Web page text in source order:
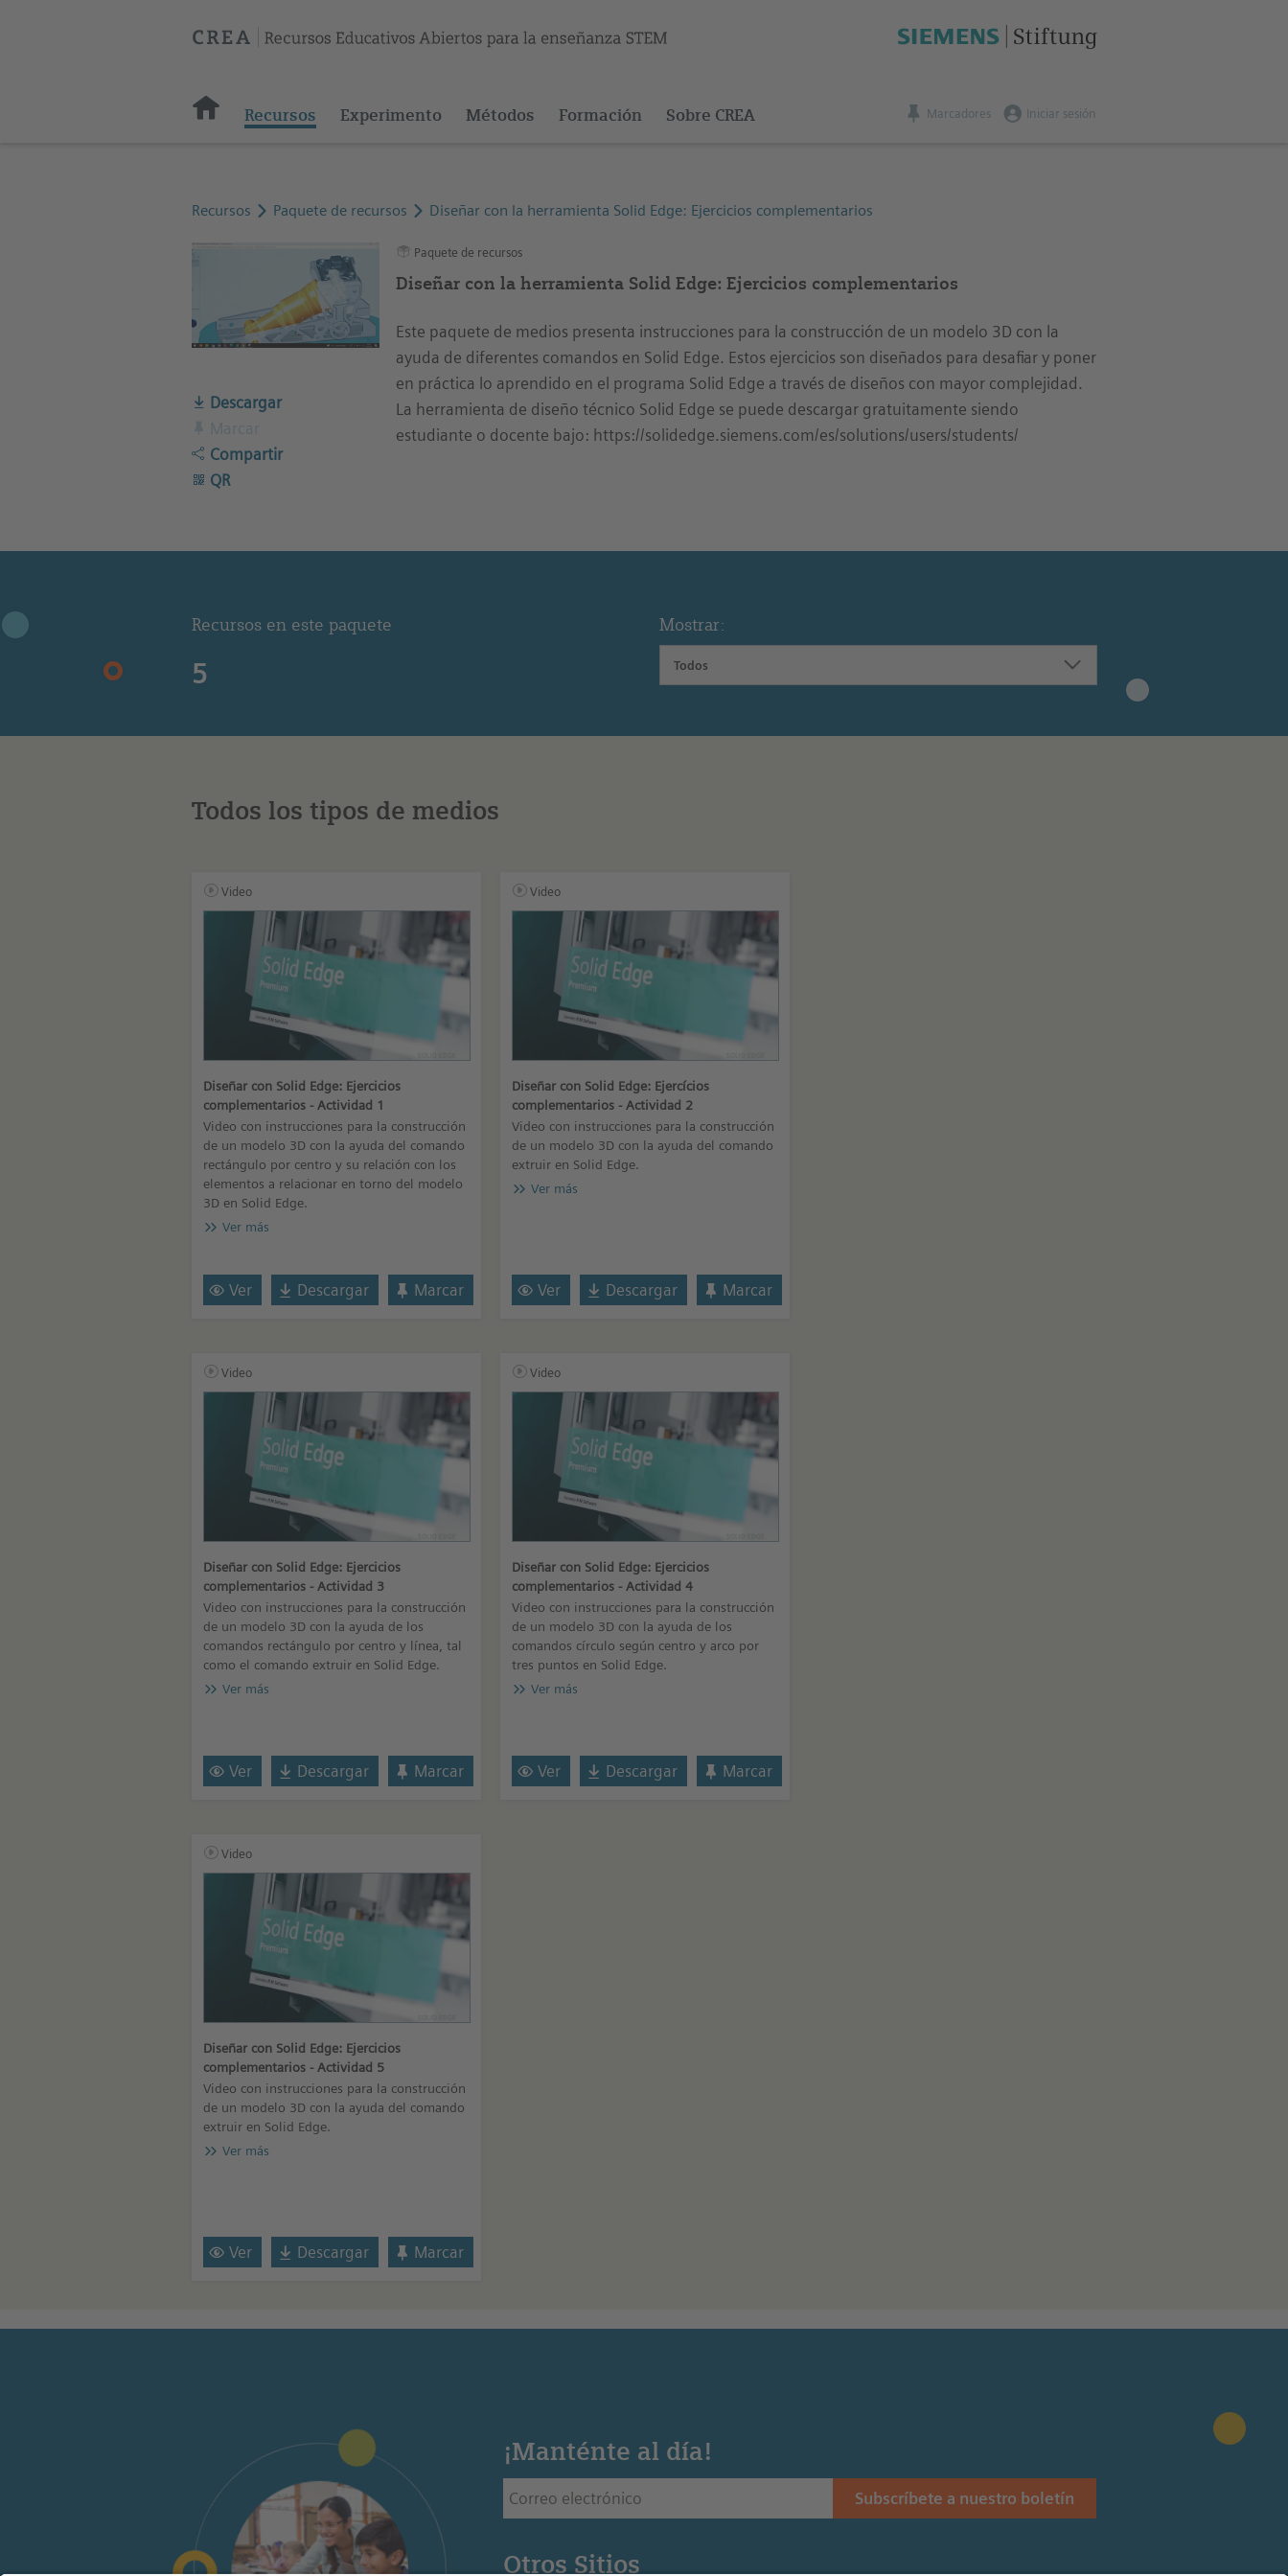
Recursos Experimento Métodos Formación Sobre CREA Marcadores Iniciar sesión
Recursos Paquete de recursos Diseñar con la herramienta Solid Edge: Ejercicios complementarios
Descargar
Compartir
QR
Paquete de recursos
Diseñar con la herramienta Solid Edge: Ejercicios complementarios
Este paquete de medios presenta instrucciones para la construcción de un modelo 3D con la
ayuda de diferentes comandos en Solid Edge. Estos ejercicios son diseñados para desafiar y poner
en práctica lo aprendido en el programa Solid Edge a través de diseños con mayor complejidad.
La herramienta de diseño técnico Solid Edge se puede descargar gratuitamente siendo
estudiante o docente bajo: https://solidedge.siemens.com/es/solutions/users/students/
Recursos en este paquete
5
Mostrar:
Todos
Todos los tipos de medios
Video
Diseñar con Solid Edge: Ejercicios
complementarios - Actividad 1
Video con instrucciones para la construcción
de un modelo 3D con la ayuda del comando
rectángulo por centro y su relación con los
elementos a relacionar en torno del modelo
3D en Solid Edge.
Ver más
Ver Descargar Marcar
Video
Diseñar con Solid Edge: Ejercícios
complementarios - Actividad 2
Video con instrucciones para la construcción
de un modelo 3D con la ayuda del comando
extruir en Solid Edge.
Ver más
Ver Descargar Marcar
Video
Diseñar con Solid Edge: Ejercicios
complementarios - Actividad 3
Video con instrucciones para la construcción
de un modelo 3D con la ayuda de los
comandos rectángulo por centro y línea, tal
como el comando extruir en Solid Edge.
Ver más
Ver Descargar Marcar
Video
Diseñar con Solid Edge: Ejercicios
complementarios - Actividad 4
Video con instrucciones para la construcción
de un modelo 3D con la ayuda de los
comandos círculo según centro y arco por
tres puntos en Solid Edge.
Ver más
Ver Descargar Marcar
Video
Diseñar con Solid Edge: Ejercicios
complementarios - Actividad 5
Video con instrucciones para la construcción
de un modelo 3D con la ayuda del comando
extruir en Solid Edge.
Ver más
Ver Descargar Marcar
¡Manténte al día!
Subscríbete a nuestro boletín
Otros Sitios